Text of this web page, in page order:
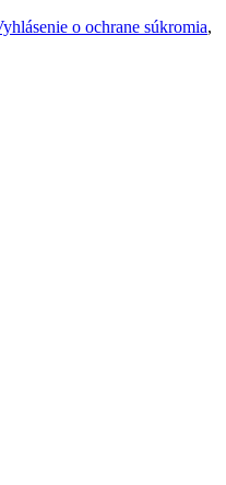
o ochrane súkromia,